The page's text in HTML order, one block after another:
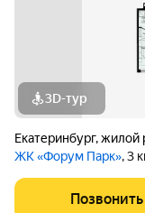
3D-тур
Екатеринбург,жилой
ЖК «Форум Парк», 3
Позвонить